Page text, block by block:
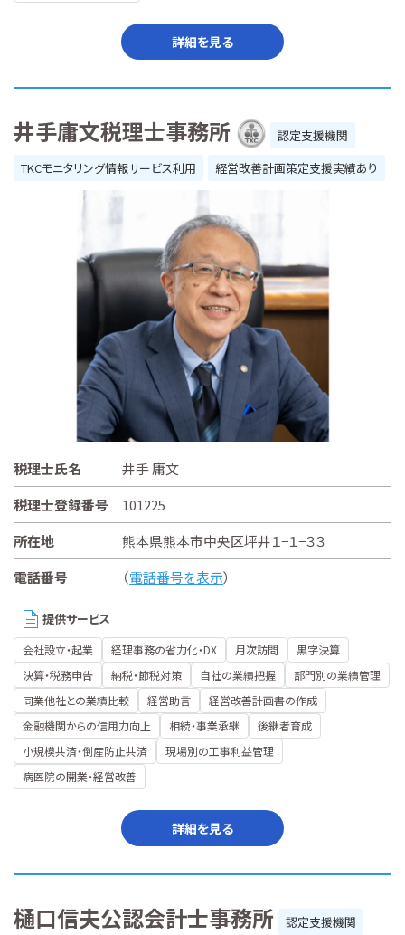
詳細を見る
井手庸文税理士事務所
認定支援機関
TKCモニタリング情報サービス利用
経営改善計画策定支援実績あり
税理士氏名
井手 庸文
税理士登録番号
101225
所在地
熊本県熊本市中央区坪井１−１−３３
電話番号
（電話番号を表示）
提供サービス
会社設立・起業 経理事務の省力化・DX 月次訪問
黒字決算
決算・税務申告
納税・節税対策 自社の業績把握
部門別の業績管理
同業他社との業績比較
経営助言
経営改善計画書の作成
金融機関からの信用力向上
相続・事業承継
後継者育成
小規模共済・倒産防止共済
現場別の工事利益管理
病医院の開業・経営改善
詳細を見る
樋口信夫公認会計士事務所 認定支援機関